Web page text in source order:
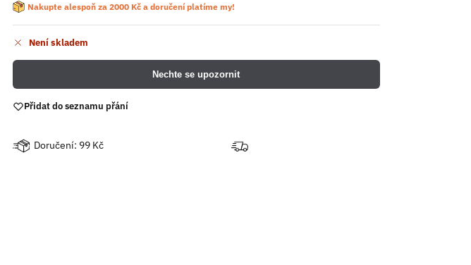
Nakupte alespoň za 2000 Kča doručení platíme my!
Není skladem
Nechte se upozornit
Přidat do seznamu přání
Doručení: 99 Kč